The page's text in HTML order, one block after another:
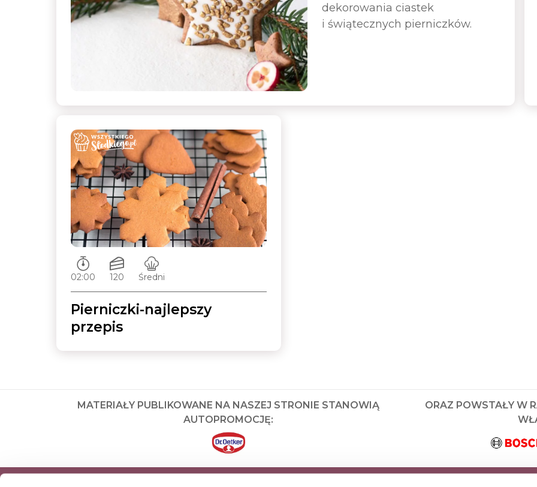
dekorowania ciastek
i świątecznych pierniczków.
Czas przygotowywania:
02:00
Ilość porcji:
120
Poziom trudności:
Średni
Pierniczki-najlepszy
przepis
MATERIAŁY PUBLIKOWANE NA NASZEJ STRONIE STANOWIĄ
AUTOPROMOCJĘ:
ORAZ POWSTAŁY W